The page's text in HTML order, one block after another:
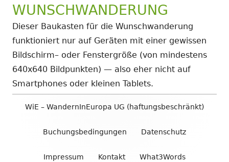
WUNSCHWANDERUNG
Dieser Baukasten für die Wunschwanderung
funktioniert nur auf Geräten mit einer gewissen
Bildschirm– oder Fenstergröße (von mindestens
640x640 Bildpunkten) — also eher nicht auf
Smartphones oder kleinen Tablets.
Footer
WiE – WandernInEuropa UG (haftungsbeschränkt)
Buchungsbedingungen Datenschutz
Impressum Kontakt What3Words